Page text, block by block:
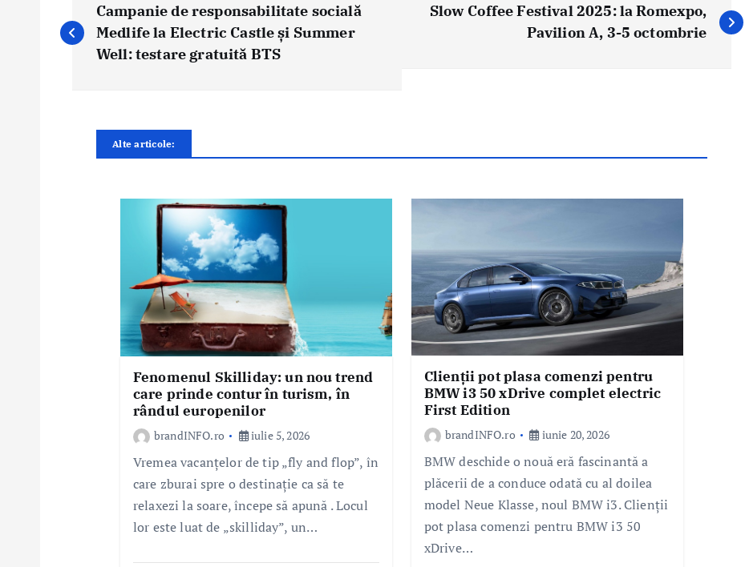
v
Campanie de responsabilitate socială
Medlife la Electric Castle și Summer
Well: testare gratuită BTS
Slow Coffee Festival 2025: la Romexpo,
Pavilion A, 3-5 octombrie
Alte articole:
Fenomenul Skilliday: un nou trend
care prinde contur în turism, în
rândul europenilor
brandINFO.ro iulie 5, 2026
Vremea vacanțelor de tip „fly and flop”, în
care zburai spre o destinație ca să te
relaxezi la soare, începe să apună . Locul
lor este luat de „skilliday”, un…
Clienții pot plasa comenzi pentru
BMW i3 50 xDrive complet electric
First Edition
brandINFO.ro iunie 20, 2026
BMW deschide o nouă eră fascinantă a
plăcerii de a conduce odată cu al doilea
model Neue Klasse, noul BMW i3. Clienții
pot plasa comenzi pentru BMW i3 50
xDrive…